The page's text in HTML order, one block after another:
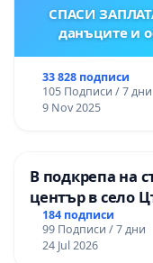
СПАСИ
данъците и
33 828 подписи
105 Подписи / 7 дни
9 Nov 2025
В подкрепа на
център в село
184 подписи
99 Подписи / 7 дни
24 Jul 2026